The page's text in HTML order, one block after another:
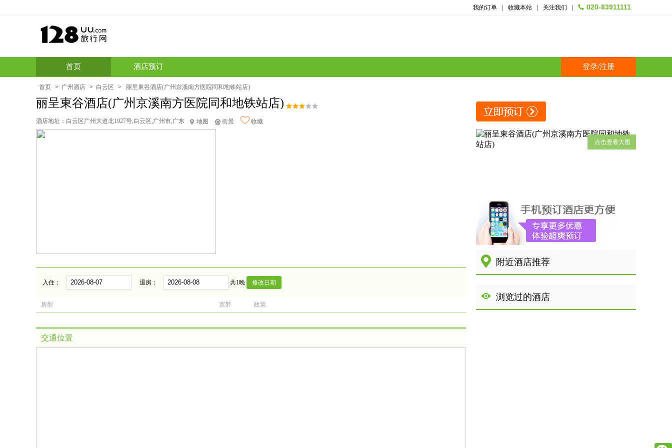
我的订单 收藏本站 关注我们 020-83911111
首页 酒店预订 登录/注册
首页 > 广州酒店 > 白云区 > 丽呈東谷酒店(广州京溪南方医院同和地铁站店)
丽呈東谷酒店(广州京溪南方医院同和地铁站店)
酒店地址： 白云区广州大道北1927号,白云区,广州市,广东 地图 街景 收藏
入住： 退房： 共1晚
房型 宽带 政策
交通位置
点击查看大图
附近酒店推荐
浏览过的酒店